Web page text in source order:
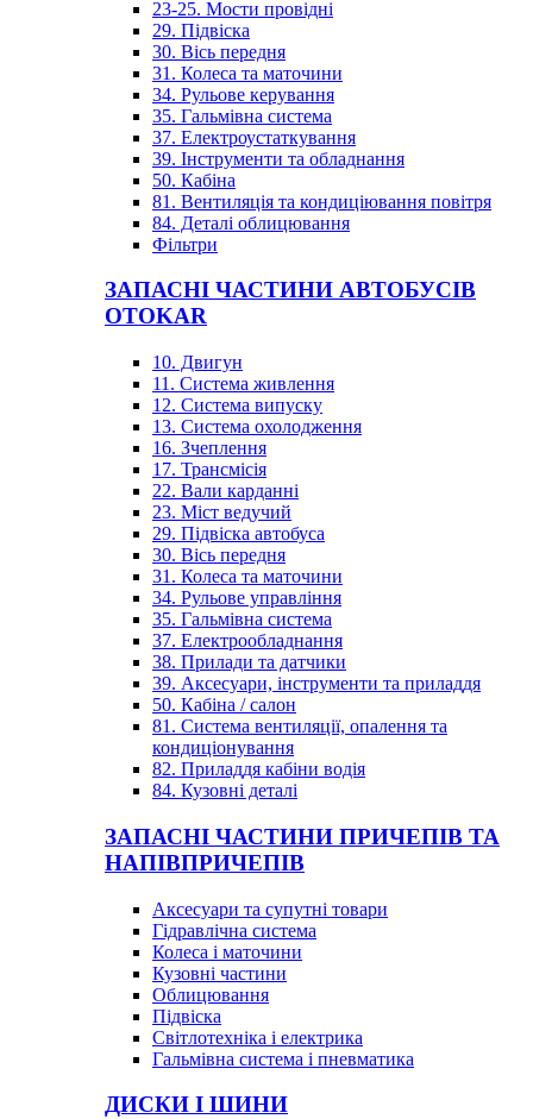
23-25. Мости провідні
29. Підвіска
30. Вісь передня
31. Колеса та маточини
34. Рульове керування
35. Гальмівна система
37. Електроустаткування
39. Інструменти та обладнання
50. Кабіна
81. Вентиляція та кондиціювання повітря
84. Деталі облицювання
Фільтри
ЗАПАСНІ ЧАСТИНИ АВТОБУСІВ
OTOKAR
10. Двигун
11. Система живлення
12. Система випуску
13. Система охолодження
16. Зчеплення
17. Трансмісія
22. Вали карданні
23. Міст ведучий
29. Підвіска автобуса
30. Вісь передня
31. Колеса та маточини
34. Рульове управління
35. Гальмівна система
37. Електрообладнання
38. Прилади та датчики
39. Аксесуари, інструменти та приладдя
50. Кабіна / салон
81. Система вентиляції, опалення та
кондиціонування
82. Приладдя кабіни водія
84. Кузовні деталі
ЗАПАСНІ ЧАСТИНИ ПРИЧЕПІВ ТА
НАПІВПРИЧЕПІВ
Аксесуари та супутні товари
Гідравлічна система
Колеса і маточини
Кузовні частини
Облицювання
Підвіска
Світлотехніка і електрика
Гальмівна система і пневматика
ДИСКИ І ШИНИ